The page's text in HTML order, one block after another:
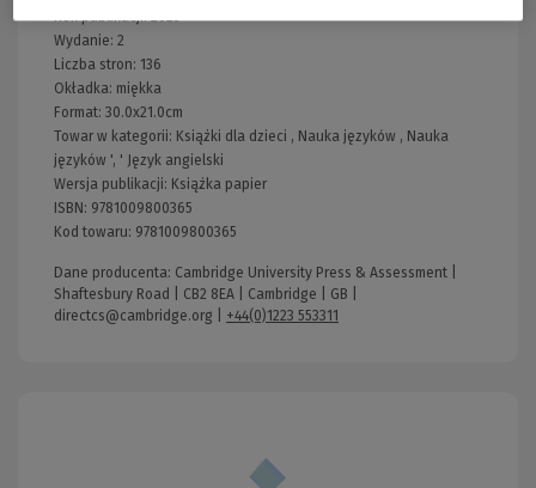
Rok publikacji:2025
Wydanie: 2
Liczba stron: 136
Okładka: miękka
Format: 30.0x21.0cm
Towar w kategorii: Książki dla dzieci , Nauka języków , Nauka
języków ', '
Język angielski
Wersja publikacji: Książka papier
ISBN: 9781009800365
Kod towaru: 9781009800365
Dane producenta: Cambridge University Press & Assessment |
Shaftesbury Road | CB2 8EA | Cambridge | GB |
directcs@cambridge.org
+44(0)1223 553311